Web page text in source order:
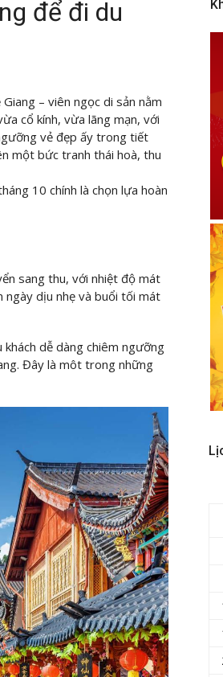
để đi du
– viên ngọc di sản nằm
cổ kính, vừa lãng mạn, với
vẻ đẹp ấy trong tiết
một bức tranh thái hoà, thu
10 chính là chọn lựa hoàn
sang thu, với nhiệt độ mát
ngày dịu nhẹ và buổi tối mát
dễ dàng chiêm ngưỡng
Đây là môt trong những